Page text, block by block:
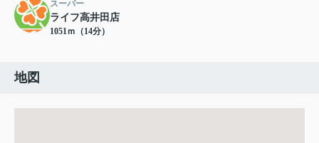
スーパー
ライフ高井田店
1051ｍ（14分）
地図